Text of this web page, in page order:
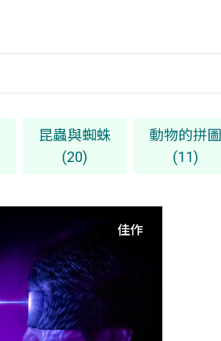
昆蟲與蜘蛛
(20)
動物的拼圖
(11)
佳作